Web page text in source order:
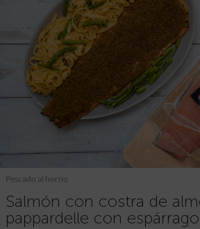
Pescado al horno
Salmón con costra de
pappardelle con